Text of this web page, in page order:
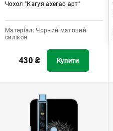
Чохол "Кагуя ахегао арт"
Матеріал: Чорний матовий
силікон
430₴ Купити